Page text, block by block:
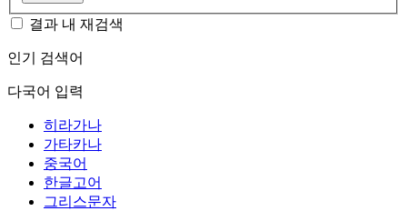
결과 내 재검색
인기 검색어
다국어 입력
히라가나
가타카나
중국어
한글고어
그리스문자